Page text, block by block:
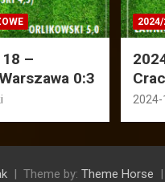
–
0:3
2024/
2024-
Theme by: Theme Horse